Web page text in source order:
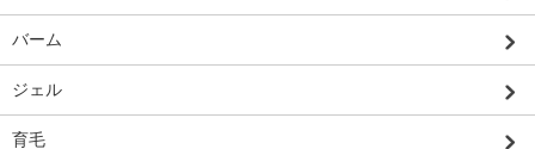
バーム
ジェル
育毛